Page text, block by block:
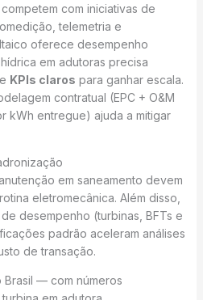
com iniciativas de
telemetria e
oferece desempenho
em adutoras precisa
e KPIs claros para ganhar escala.
contratual (EPC + O&M
kWh entregue) ajuda a mitigar
em saneamento devem
eletromecânica. Além disso,
desempenho (turbinas, BFTs e
padrão aceleram análises
de transação.
— com números